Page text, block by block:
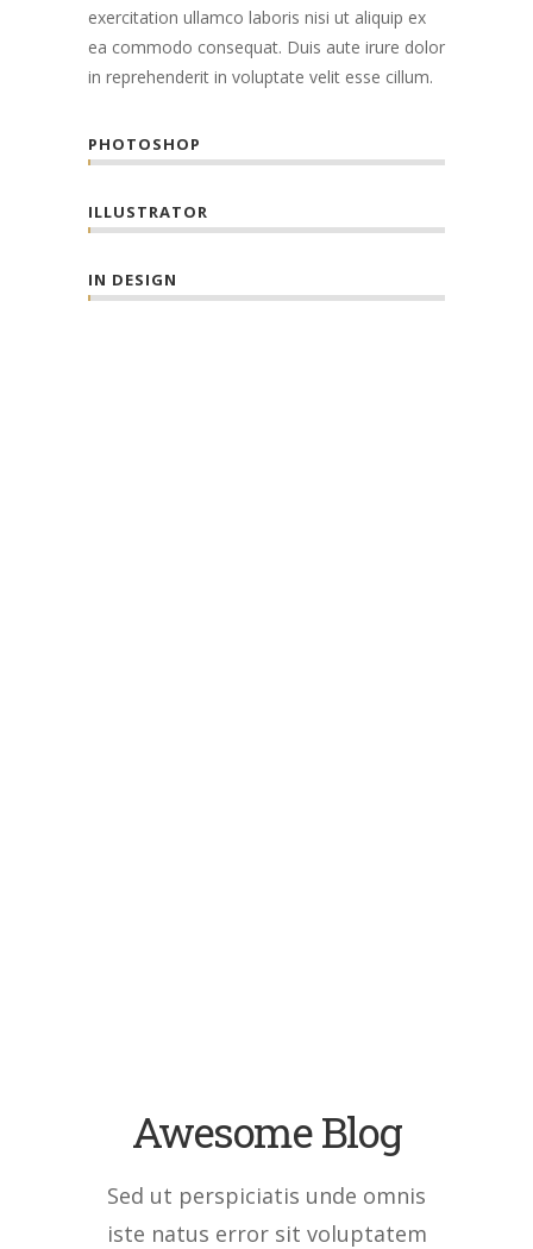
exercitation ullamco laboris nisi ut aliquip ex
ea commodo consequat. Duis aute irure dolor
in reprehenderit in voluptate velit esse cillum.
PHOTOSHOP
ILLUSTRATOR
IN DESIGN
Awesome Blog
Sed ut perspiciatis unde omnis
iste natus error sit voluptatem